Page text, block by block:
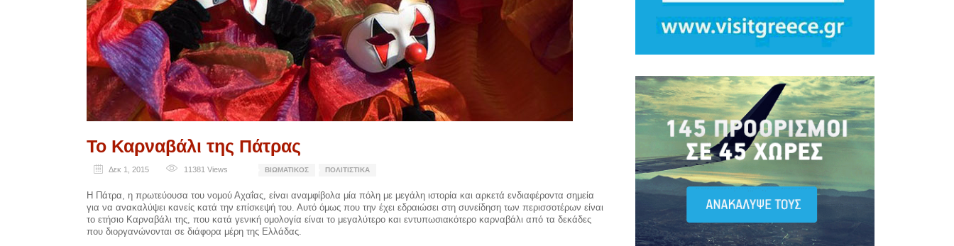
Το Καρναβάλι της Πάτρας
Δεκ 1, 2015 11381 Views ΒΙΩΜΑΤΙΚΌΣ ΠΟΛΙΤΙΣΤΙΚΆ
Η Πάτρα, η πρωτεύουσα του νομού Αχαΐας, είναι αναμφίβολα μία πόλη με μεγάλη ιστορία και αρκετά ενδιαφέροντα σημεία
για να ανακαλύψει κανείς κατά την επίσκεψή του. Αυτό όμως που την έχει εδραιώσει στη συνείδηση των περισσοτέρων είναι
το ετήσιο Καρναβάλι της, που κατά γενική ομολογία είναι το μεγαλύτερο και εντυπωσιακότερο καρναβάλι από τα δεκάδες
που διοργανώνονται σε διάφορα μέρη της Ελλάδας.